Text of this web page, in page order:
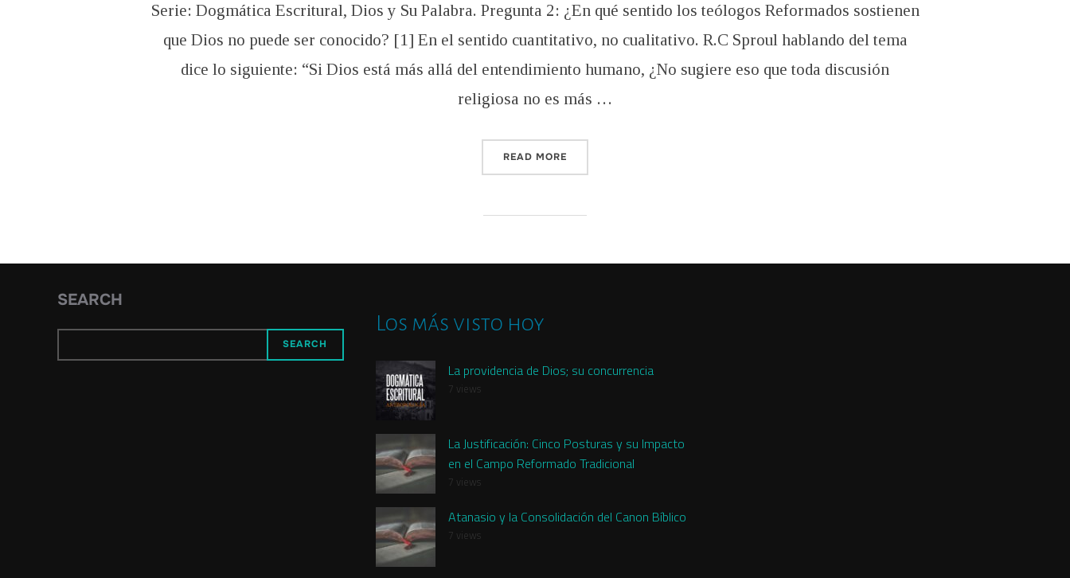
Serie: Dogmática Escritural, Dios y Su Palabra. Pregunta 2: ¿En qué sentido los teólogos Reformados sostienen
que Dios no puede ser conocido? [1] En el sentido cuantitativo, no cualitativo. R.C Sproul hablando del tema
dice lo siguiente: “Si Dios está más allá del entendimiento humano, ¿No sugiere eso que toda discusión
religiosa no es más …
READ MORE
SEARCH
SEARCH
Los más visto hoy
La providencia de Dios; su concurrencia
7 views
La Justificación: Cinco Posturas y su Impacto
en el Campo Reformado Tradicional
7 views
Atanasio y la Consolidación del Canon Bíblico
7 views